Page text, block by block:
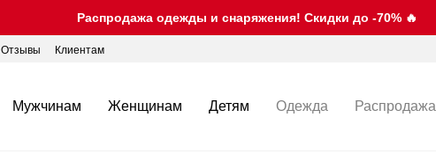
Распродажа одежды и снаряжения! Скидки до -70% 🔥
Отзывы Клиентам
Мужчинам Женщинам Детям Одежда Распродажа